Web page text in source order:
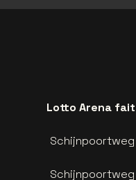
Lotto Arena
Schijnpoortweg
Schijnpoortweg